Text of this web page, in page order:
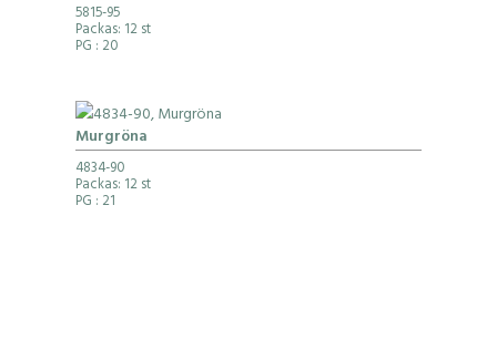
5815-95
Packas: 12 st
PG : 20
Murgröna
4834-90
Packas: 12 st
PG : 21